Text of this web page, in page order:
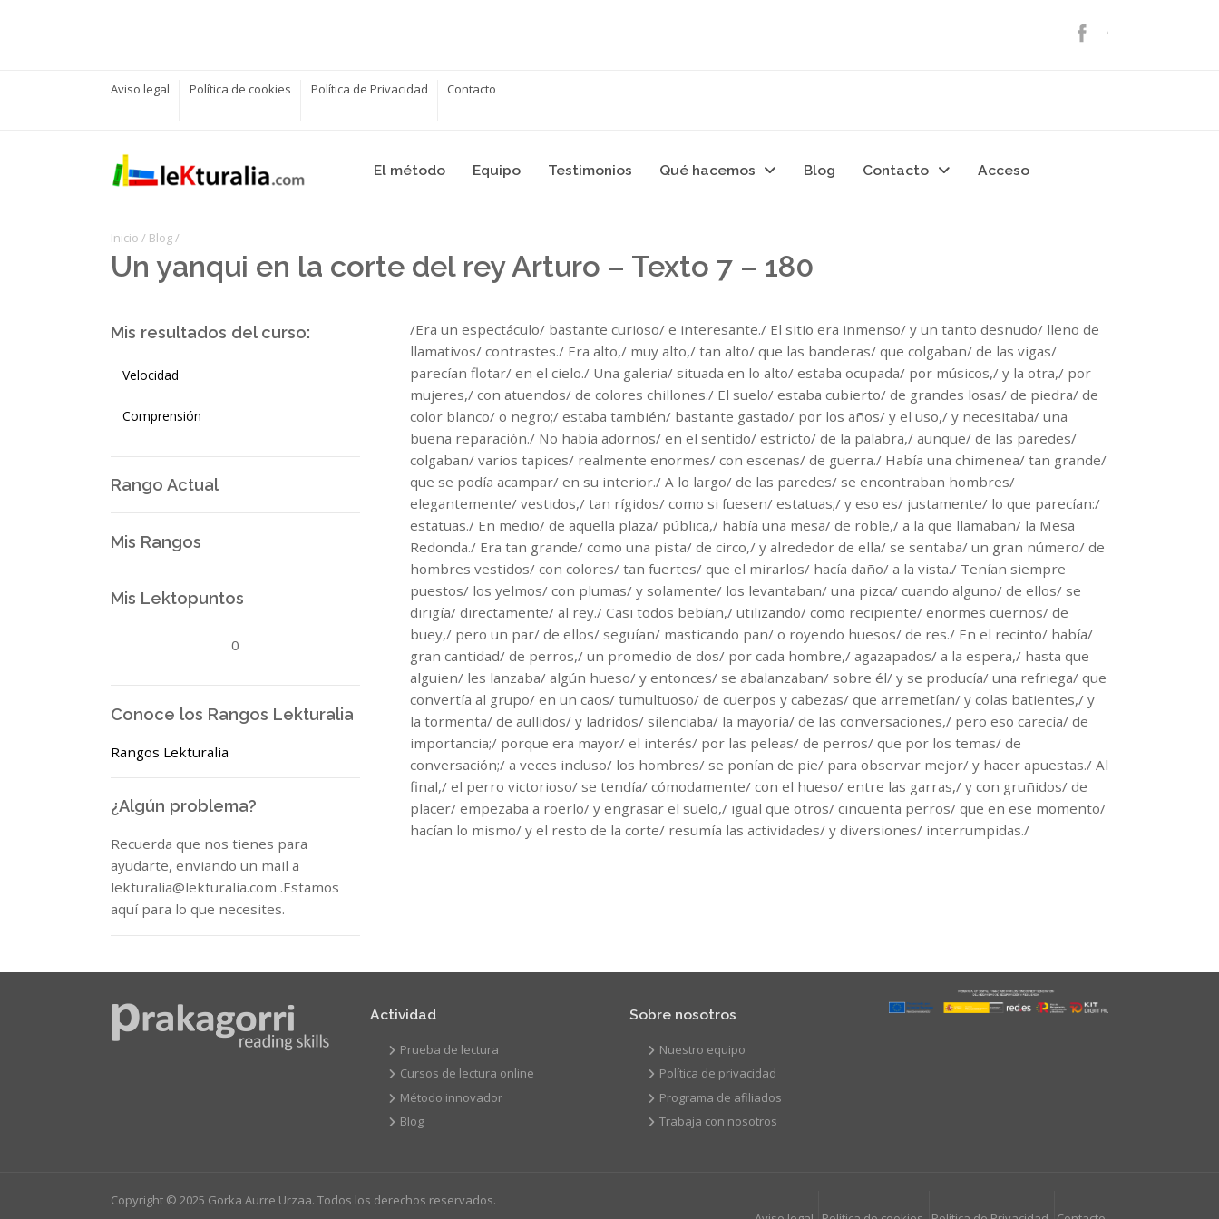
Aviso legal Política de cookies Política de Privacidad Contacto
El método Equipo Testimonios Qué hacemos Blog Contacto Acceso
Inicio / Blog/
Un yanqui en la corte del rey Arturo – Texto 7 – 180
/Era un espectáculo/ bastante curioso/ e interesante./ El sitio era inmenso/ y un tanto desnudo/ lleno de
llamativos/ contrastes./ Era alto,/ muy alto,/ tan alto/ que las banderas/ que colgaban/ de las vigas/
parecían flotar/ en el cielo./ Una galeria/ situada en lo alto/ estaba ocupada/ por músicos,/ y la otra,/ por
mujeres,/ con atuendos/ de colores chillones./ El suelo/ estaba cubierto/ de grandes losas/ de piedra/ de
color blanco/ o negro;/ estaba también/ bastante gastado/ por los años/ y el uso,/ y necesitaba/ una
buena reparación./ No había adornos/ en el sentido/ estricto/ de la palabra,/ aunque/ de las paredes/
colgaban/ varios tapices/ realmente enormes/ con escenas/ de guerra./ Había una chimenea/ tan grande/
que se podía acampar/ en su interior./ A lo largo/ de las paredes/ se encontraban hombres/
elegantemente/ vestidos,/ tan rígidos/ como si fuesen/ estatuas;/ y eso es/ justamente/ lo que parecían:/
estatuas./ En medio/ de aquella plaza/ pública,/ había una mesa/ de roble,/ a la que llamaban/ la Mesa
Redonda./ Era tan grande/ como una pista/ de circo,/ y alrededor de ella/ se sentaba/ un gran número/ de
hombres vestidos/ con colores/ tan fuertes/ que el mirarlos/ hacía daño/ a la vista./ Tenían siempre
puestos/ los yelmos/ con plumas/ y solamente/ los levantaban/ una pizca/ cuando alguno/ de ellos/ se
dirigía/ directamente/ al rey./ Casi todos bebían,/ utilizando/ como recipiente/ enormes cuernos/ de
buey,/ pero un par/ de ellos/ seguían/ masticando pan/ o royendo huesos/ de res./ En el recinto/ había/
gran cantidad/ de perros,/ un promedio de dos/ por cada hombre,/ agazapados/ a la espera,/ hasta que
alguien/ les lanzaba/ algún hueso/ y entonces/ se abalanzaban/ sobre él/ y se producía/ una refriega/ que
convertía al grupo/ en un caos/ tumultuoso/ de cuerpos y cabezas/ que arremetían/ y colas batientes,/ y
la tormenta/ de aullidos/ y ladridos/ silenciaba/ la mayoría/ de las conversaciones,/ pero eso carecía/ de
importancia;/ porque era mayor/ el interés/ por las peleas/ de perros/ que por los temas/ de
conversación;/ a veces incluso/ los hombres/ se ponían de pie/ para observar mejor/ y hacer apuestas./ Al
final,/ el perro victorioso/ se tendía/ cómodamente/ con el hueso/ entre las garras,/ y con gruñidos/ de
placer/ empezaba a roerlo/ y engrasar el suelo,/ igual que otros/ cincuenta perros/ que en ese momento/
hacían lo mismo/ y el resto de la corte/ resumía las actividades/ y diversiones/ interrumpidas./
Mis resultados del curso:
Velocidad
Comprensión
Rango Actual
Mis Rangos
Mis Lektopuntos
0
Conoce los Rangos Lekturalia
Rangos Lekturalia
¿Algún problema?
Recuerda que nos tienes para
ayudarte, enviando un mail a
lekturalia@lekturalia.com .Estamos
aquí para lo que necesites.
Actividad
Prueba de lectura
Cursos de lectura online
Método innovador
Blog
Sobre nosotros
Nuestro equipo
Política de privacidad
Programa de afiliados
Trabaja con nosotros
Copyright © 2025 Gorka Aurre Urzaa. Todos los derechos reservados.